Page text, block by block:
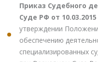
Приказ Судебного
Суде РФ от
утверждении
обеспечению
специализированных